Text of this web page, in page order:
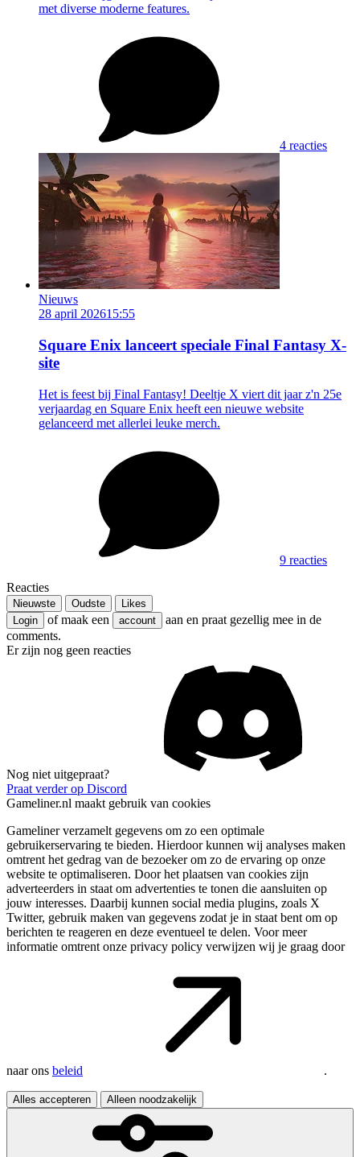
met diverse moderne features.
4 reacties
Nieuws
28 april 202615:55
Square Enix lanceert speciale Final Fantasy X-
site
Het is feest bij Final Fantasy! Deeltje X viert dit jaar z'n 25e
verjaardag en Square Enix heeft een nieuwe website
gelanceerd met allerlei leuke merch.
9 reacties
Reacties
Nieuwste Oudste
Likes
Login
of maak een account
aan en praat gezellig mee in de
comments.
Er zijn nog geen reacties
Nog niet uitgepraat?
Praat verder op Discord
Gameliner.nl maakt gebruik van cookies
Gameliner verzamelt gegevens om zo een optimale
gebruikerservaring te bieden. Hierdoor kunnen wij analyses maken
omtrent het gedrag van de bezoeker om zo de ervaring op onze
website te optimaliseren. Door het plaatsen van cookies zijn
adverteerders in staat om advertenties te tonen die aansluiten op
jouw interesses. Daarbij kunnen social media plugins, zoals X
Twitter, gebruik maken van gegevens zodat je in staat bent om op
berichten te reageren en deze eventueel te delen. Voor meer
informatie omtrent onze privacy policy verwijzen wij je graag door
naar ons beleid .
Alles accepteren Alleen noodzakelijk